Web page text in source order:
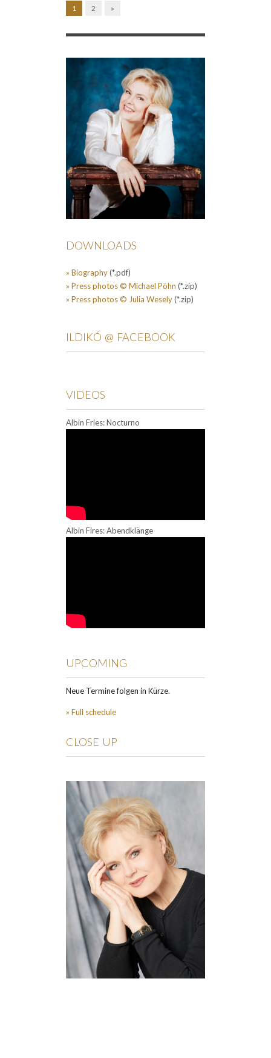
1 2 »
DOWNLOADS
» Biography(*.pdf)
» Press photos © Michael Pöhn (*.zip)
» Press photos © Julia Wesely(*.zip)
ILDIKÓ @ FACEBOOK
VIDEOS
Albin Fries: Nocturno
Albin Fires: Abendklänge
UPCOMING
Neue Termine folgen in Kürze.
» Full schedule
CLOSE UP